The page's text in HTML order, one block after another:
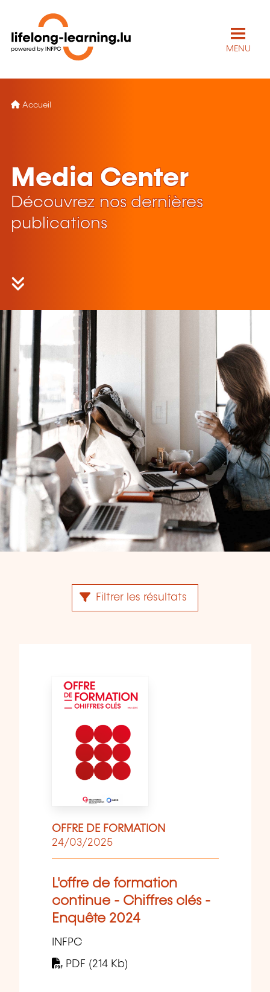
MENU
Accueil
Media Center
Découvrez nos dernières
publications
Filtrer les résultats
OFFRE DE FORMATION
24/03/2025
L'offre de formation
continue - Chiffres clés -
Enquête 2024
INFPC
PDF (214 Kb)